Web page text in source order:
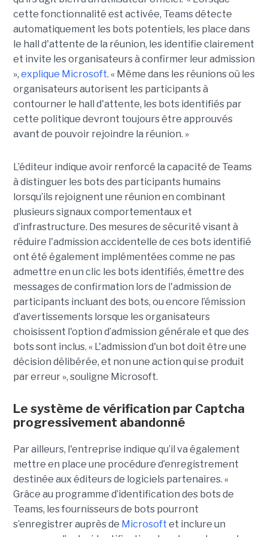
cette fonctionnalité est activée, Teams détecte
automatiquement les bots potentiels, les place dans
le hall d'attente de la réunion, les identifie clairement
et invite les organisateurs à confirmer leur admission
», explique Microsoft. « Même dans les réunions où les
organisateurs autorisent les participants à
contourner le hall d'attente, les bots identifiés par
cette politique devront toujours être approuvés
avant de pouvoir rejoindre la réunion. »
L’éditeur indique avoir renforcé la capacité de Teams
à distinguer les bots des participants humains
lorsqu’ils rejoignent une réunion en combinant
plusieurs signaux comportementaux et
d’infrastructure. Des mesures de sécurité visant à
réduire l'admission accidentelle de ces bots identifié
ont été également implémentées comme ne pas
admettre en un clic les bots identifiés, émettre des
messages de confirmation lors de l'admission de
participants incluant des bots, ou encore l’émission
d’avertissements lorsque les organisateurs
choisissent l'option d’admission générale et que des
bots sont inclus. « L'admission d'un bot doit être une
décision délibérée, et non une action qui se produit
par erreur », souligne Microsoft.
Le système de vérification par Captcha
progressivement abandonné
Par ailleurs, l'entreprise indique qu’il va également
mettre en place une procédure d’enregistrement
destinée aux éditeurs de logiciels partenaires. «
Grâce au programme d’identification des bots de
Teams, les fournisseurs de bots pourront
s’enregistrer auprès de Microsoft et inclure un